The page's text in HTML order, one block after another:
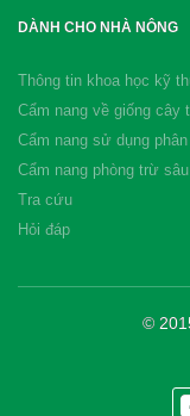
DÀNH CHO NHÀ NÔNG
Thông tin khoa học kỹ
Cẩm nang về giống cây
Cẩm nang sử dụng
Cẩm nang phòng trừ
Tra cứu
Hỏi đáp
©